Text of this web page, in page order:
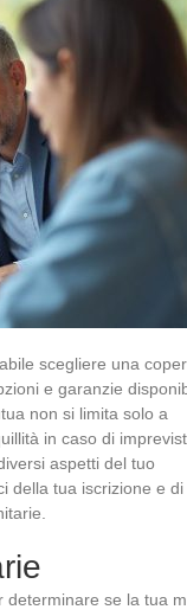
scegliere una
e garanzie
non si limita solo a
in caso di
aspetti del tuo
della tua iscrizione e di
determinare se la tua